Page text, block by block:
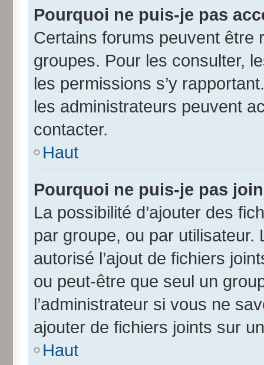
Pourquoi ne puis-je pas
Certains forums peuvent être
groupes. Pour les consulter,
les permissions s’y
les administrateurs peuvent
contacter.
Haut
Pourquoi ne puis-je pas
La possibilité d’ajouter des
par groupe, ou par utilisateur.
autorisé l’ajout de fichiers
ou peut-être que seul un
l’administrateur si vous ne
ajouter de fichiers joints sur
Haut